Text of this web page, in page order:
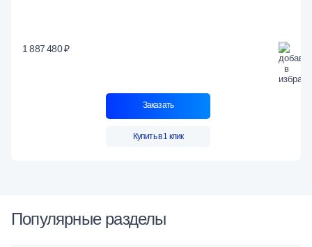
1 887 480 ₽
Заказать
Купить в 1 клик
Популярные разделы